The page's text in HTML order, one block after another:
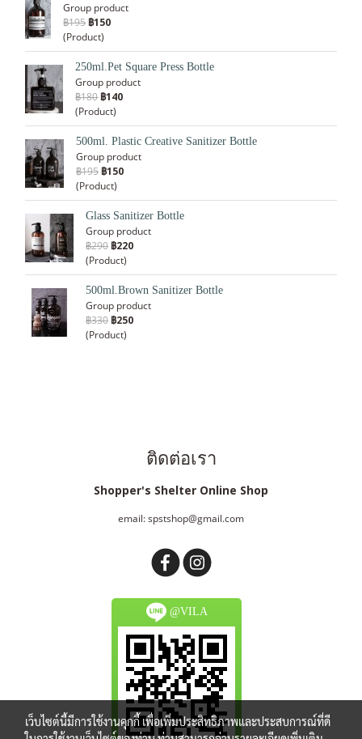
Group product
฿195 ฿150
(Product)
250ml.Pet Square Press Bottle
Group product
฿180 ฿140
(Product)
500ml. Plastic Creative Sanitizer Bottle
Group product
฿195 ฿150
(Product)
Glass Sanitizer Bottle
Group product
฿290 ฿220
(Product)
500ml.Brown Sanitizer Bottle
Group product
฿330 ฿250
(Product)
ติดต่อเรา
Shopper's Shelter Online Shop
email: spstshop@gmail.com
@VILA
เว็บไซต์นี้มีการใช้งานคุกกี้ เพื่อเพิ่มประสิทธิภาพและประสบการณ์ที่ดี